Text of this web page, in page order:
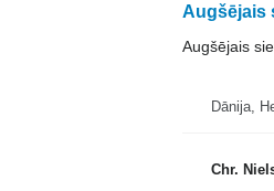
Augšējais
Augšējais
Dānija,
Chr.